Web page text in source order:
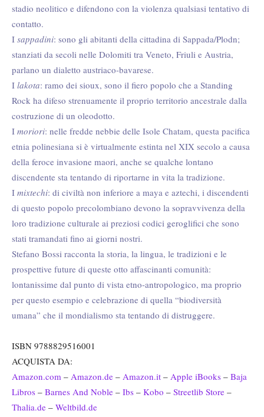
stadio neolitico e difendono con la violenza qualsiasi tentativo di
contatto.
I sappadini: sono gli abitanti della cittadina di Sappada/Plodn;
stanziati da secoli nelle Dolomiti tra Veneto, Friuli e Austria,
parlano un dialetto austriaco-bavarese.
I lakota: ramo dei sioux, sono il fiero popolo che a Standing
Rock ha difeso strenuamente il proprio territorio ancestrale dalla
costruzione di un oleodotto.
I moriori: nelle fredde nebbie delle Isole Chatam, questa pacifica
etnia polinesiana si è virtualmente estinta nel XIX secolo a causa
della feroce invasione maori, anche se qualche lontano
discendente sta tentando di riportarne in vita la tradizione.
I mixtechi: di civiltà non inferiore a maya e aztechi, i discendenti
di questo popolo precolombiano devono la sopravvivenza della
loro tradizione culturale ai preziosi codici geroglifici che sono
stati tramandati fino ai giorni nostri.
Stefano Bossi racconta la storia, la lingua, le tradizioni e le
prospettive future di queste otto affascinanti comunità:
lontanissime dal punto di vista etno-antropologico, ma proprio
per questo esempio e celebrazione di quella “biodiversità
umana” che il mondialismo sta tentando di distruggere.
ISBN 9788829516001
ACQUISTA DA:
Amazon.com – Amazon.de – Amazon.it – Apple iBooks – Baja
Libros – Barnes And Noble – Ibs – Kobo – Streetlib Store –
Thalia.de – Weltbild.de